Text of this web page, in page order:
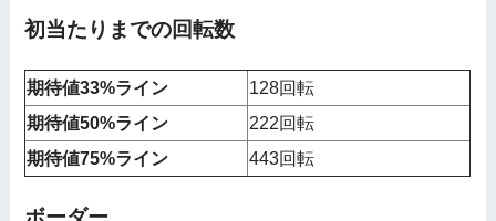
初当たりまでの回転数
期待値33%ライン
128回転
期待値50%ライン
222回転
期待値75%ライン
443回転